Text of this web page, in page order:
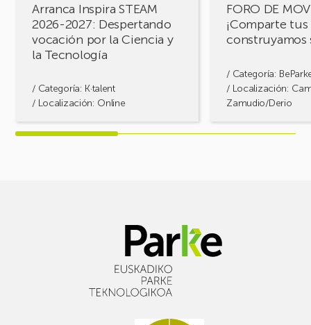
Arranca Inspira STEAM
2026-2027: Despertando
vocación por la Ciencia y
la Tecnología
/ Categoría: K·talent
/ Localización: Online
Ciencia
Tecnología
FORO DE
¡Comparte
construyamos
/ Categoría:
/ Localización:
Zamudio/Derio